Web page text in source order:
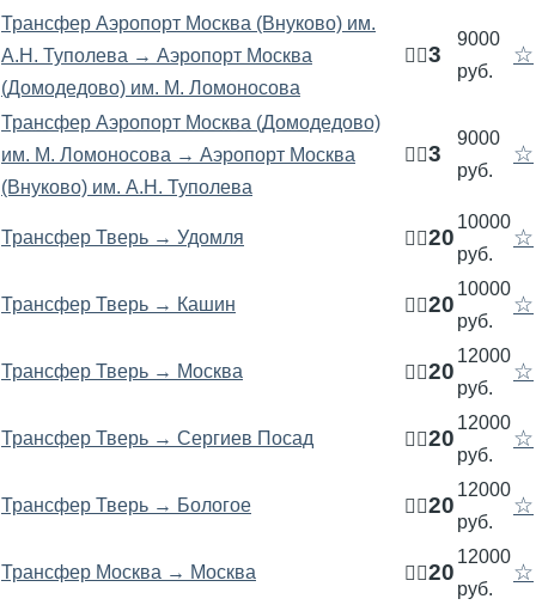
Трансфер Аэропорт Москва (Внуково) им.
А.Н. Туполева → Аэропорт Москва
(Домодедово) им. М. Ломоносова
🧍‍♂️3
9000
руб.
☆
Трансфер Аэропорт Москва (Домодедово)
им. М. Ломоносова → Аэропорт Москва
(Внуково) им. А.Н. Туполева
🧍‍♂️3
9000
руб.
☆
Трансфер Тверь → Удомля 🧍‍♂️20
10000
руб.
☆
Трансфер Тверь → Кашин 🧍‍♂️20
10000
руб.
☆
Трансфер Тверь → Москва 🧍‍♂️20
12000
руб.
☆
Трансфер Тверь → Сергиев Посад 🧍‍♂️20
12000
руб.
☆
Трансфер Тверь → Бологое 🧍‍♂️20
12000
руб.
☆
Трансфер Москва → Москва 🧍‍♂️20
12000
руб.
☆